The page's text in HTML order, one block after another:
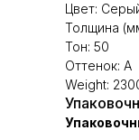
Цвет:
Толщина
Тон: 50
Оттенок: А
Weight: